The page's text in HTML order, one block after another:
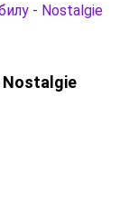
- Nostalgie
Nostalgie